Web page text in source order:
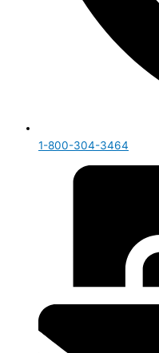
1-800-304-3464